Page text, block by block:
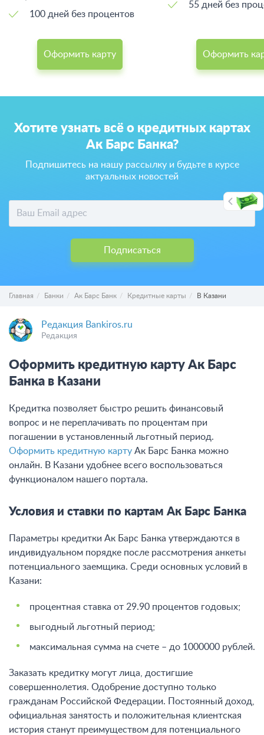
100 дней без процентов
Оформить карту
55 дней без
Оформить
Хотите узнать всё о кредитных картах
Ак Барс Банка?
Подпишитесь на нашу рассылку и будьте в курсе
актуальных новостей
Подписаться
Главная Банки Ак Барс Банк Кредитные карты В Казани
Редакция Bankiros.ru
Редакция
Оформить кредитную карту Ак Барс
Банка в Казани
Кредитка позволяет быстро решить финансовый
вопрос и не переплачивать по процентам при
погашении в установленный льготный период.
Оформить кредитную карту Ак Барс Банка можно
онлайн. В Казани удобнее всего воспользоваться
функционалом нашего портала.
Условия и ставки по картам Ак Барс Банка
Параметры кредитки Ак Барс Банка утверждаются в
индивидуальном порядке после рассмотрения анкеты
потенциального заемщика. Среди основных условий в
Казани:
процентная ставка от 29.90 процентов годовых;
выгодный льготный период;
максимальная сумма на счете – до 1000000 рублей.
Заказать кредитку могут лица, достигшие
совершеннолетия. Одобрение доступно только
гражданам Российской Федерации. Постоянный доход,
официальная занятость и положительная клиентская
история станут преимуществом для потенциального